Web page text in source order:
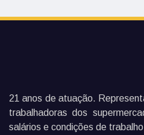
21 anos de atuação.
trabalhadoras dos
salários e condições de